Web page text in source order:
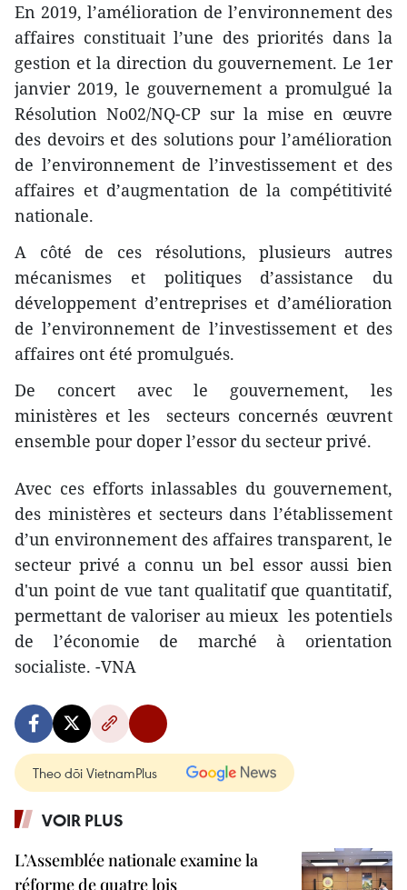
En 2019, l’amélioration de l’environnement des
affaires constituait l’une des priorités dans la
gestion et la direction du gouvernement. Le 1er
janvier 2019, le gouvernement a promulgué la
Résolution No02/NQ-CP sur la mise en œuvre
des devoirs et des solutions pour l’amélioration
de l’environnement de l’investissement et des
affaires et d’augmentation de la compétitivité
nationale.
A côté de ces résolutions, plusieurs autres
mécanismes et politiques d’assistance du
développement d’entreprises et d’amélioration
de l’environnement de l’investissement et des
affaires ont été promulgués.
De concert avec le gouvernement, les
ministères et les secteurs concernés œuvrent
ensemble pour doper l’essor du secteur privé.
Avec ces efforts inlassables du gouvernement,
des ministères et secteurs dans l’établissement
d’un environnement des affaires transparent, le
secteur privé a connu un bel essor aussi bien
d'un point de vue tant qualitatif que quantitatif,
permettant de valoriser au mieux les potentiels
de l’économie de marché à orientation
socialiste. -VNA
Theo dõi VietnamPlus
VOIR PLUS
L’Assemblée nationale examine la
réforme de quatre lois